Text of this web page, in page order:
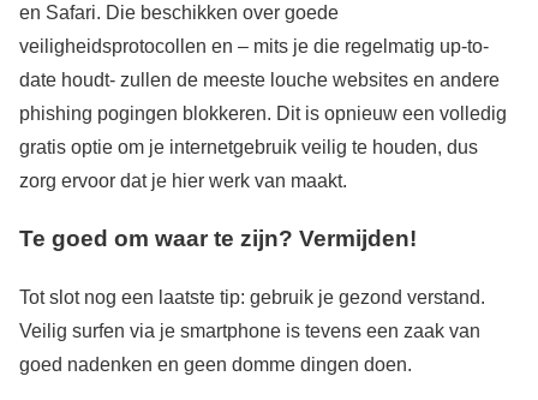
en Safari. Die beschikken over goede
veiligheidsprotocollen en – mits je die regelmatig up-to-
date houdt- zullen de meeste louche websites en andere
phishing pogingen blokkeren. Dit is opnieuw een volledig
gratis optie om je internetgebruik veilig te houden, dus
zorg ervoor dat je hier werk van maakt.
Te goed om waar te zijn? Vermijden!
Tot slot nog een laatste tip: gebruik je gezond verstand.
Veilig surfen via je smartphone is tevens een zaak van
goed nadenken en geen domme dingen doen.